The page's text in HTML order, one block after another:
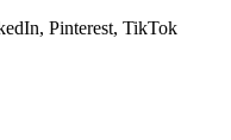
Pinterest, TikTok